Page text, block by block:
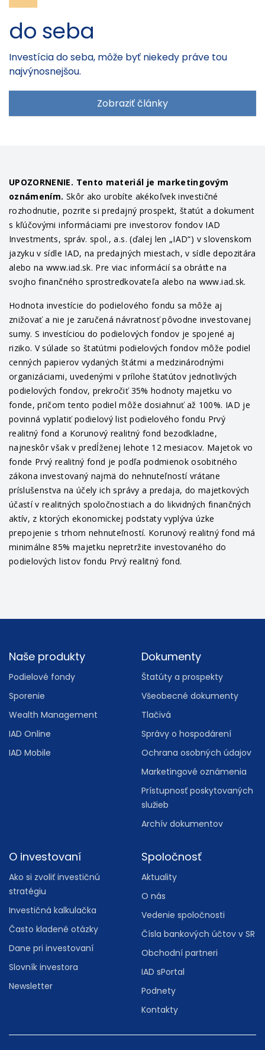
do seba
Investícia do seba, môže byť niekedy práve tou
najvýnosnejšou.
Zobraziť články
UPOZORNENIE. Tento materiál je marketingovým
oznámením. Skôr ako urobíte akékoľvek investičné
rozhodnutie, pozrite si predajný prospekt, štatút a dokument
s kľúčovými informáciami pre investorov fondov IAD
Investments, správ. spol., a.s. (ďalej len „IAD“) v slovenskom
jazyku v sídle IAD, na predajných miestach, v sídle depozitára
alebo na www.iad.sk. Pre viac informácií sa obráťte na
svojho finančného sprostredkovateľa alebo na www.iad.sk.
Hodnota investície do podielového fondu sa môže aj
znižovať a nie je zaručená návratnosť pôvodne investovanej
sumy. S investíciou do podielových fondov je spojené aj
riziko. V súlade so štatútmi podielových fondov môže podiel
cenných papierov vydaných štátmi a medzinárodnými
organizáciami, uvedenými v prílohe štatútov jednotlivých
podielových fondov, prekročiť 35% hodnoty majetku vo
fonde, pričom tento podiel môže dosiahnuť až 100%. IAD je
povinná vyplatiť podielový list podielového fondu Prvý
realitný fond a Korunový realitný fond bezodkladne,
najneskôr však v predĺženej lehote 12 mesiacov. Majetok vo
fonde Prvý realitný fond je podľa podmienok osobitného
zákona investovaný najmä do nehnuteľností vrátane
príslušenstva na účely ich správy a predaja, do majetkových
účastí v realitných spoločnostiach a do likvidných finančných
aktív, z ktorých ekonomickej podstaty vyplýva úzke
prepojenie s trhom nehnuteľností. Korunový realitný fond má
minimálne 85% majetku nepretržite investovaného do
podielových listov fondu Prvý realitný fond.
Footer
Naše produkty
Podielové fondy
Sporenie
Wealth Management
IAD Online
IAD Mobile
Dokumenty
Štatúty a prospekty
Všeobecné dokumenty
Tlačivá
Správy o hospodárení
Ochrana osobných údajov
Marketingové oznámenia
Prístupnosť poskytovaných
služieb
Archív dokumentov
O investovaní
Ako si zvoliť investičnú
stratégiu
Investičná kalkulačka
Často kladené otázky
Dane pri investovaní
Slovník investora
Newsletter
Spoločnosť
Aktuality
O nás
Vedenie spoločnosti
Čísla bankových účtov v SR
Obchodní partneri
IAD sPortal
Podnety
Kontakty